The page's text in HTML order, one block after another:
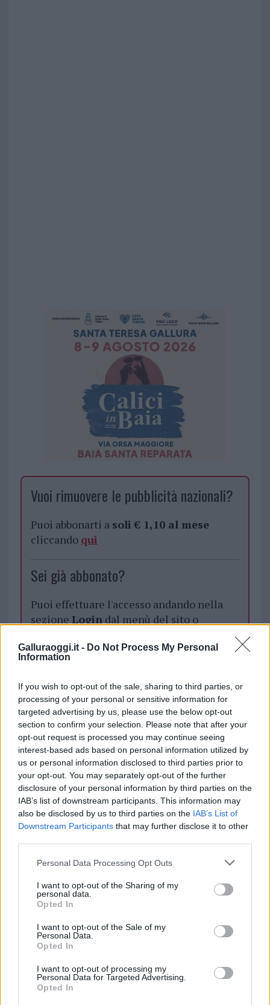
Galluraoggi.it - Do Not Process My Personal
Information
If you wish to opt-out of the sale, sharing to third parties, or
processing of your personal or sensitive information for
targeted advertising by us, please use the below opt-out
section to confirm your selection. Please note that after your
opt-out request is processed you may continue seeing
interest-based ads based on personal information utilized by
us or personal information disclosed to third parties prior to
your opt-out. You may separately opt-out of the further
disclosure of your personal information by third parties on the
IAB’s list of downstream participants. This information may
also be disclosed by us to third parties on the IAB’s List of
Downstream Participants that may further disclose it to other
Please note that this website/app uses one or more Google
not limited to your visit or usage behaviour. You may click to
grant or deny consent to Google and its third-party tags to
use your data for below specified purposes in below Google
consent section.
Personal Data Processing Opt Outs
I want to opt-out of the Sharing of my
personal data.
Opted In
I want to opt-out of the Sale of my
Personal Data.
Opted In
I want to opt-out of processing my
Personal Data for Targeted Advertising.
Opted In
Vuoi rimuovere le pubblicità nazionali?
Puoi abbonarti a soli € 1,10 al mese
cliccando qui
Sei già abbonato?
Puoi effettuare l'accesso andando nella
sezione Logindal menù del sito o
Parco Nazionale La Maddalena
Vandali La Maddalena
Inviaci le tue segnalazioni,
i tuoi video e le tue foto
Su WhatsApp al numero +39
345 356 7512
Notizie in tempo reale?
Entra nel canale telegram di
daGoogle News